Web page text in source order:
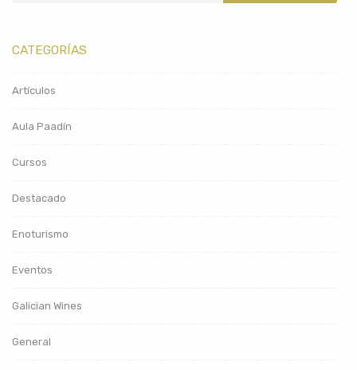
CATEGORÍAS
Artículos
Aula Paadín
Cursos
Destacado
Enoturismo
Eventos
Galician Wines
General